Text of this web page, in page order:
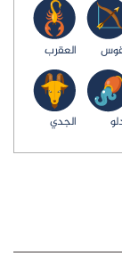
العقرب
الجدي